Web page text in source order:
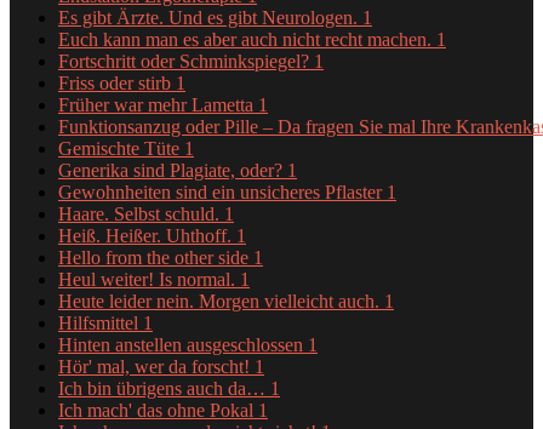
Es gibt Ärzte. Und es gibt Neurologen. 1
Euch kann man es aber auch nicht recht machen. 1
Fortschritt oder Schminkspiegel? 1
Friss oder stirb 1
Früher war mehr Lametta 1
Funktionsanzug oder Pille – Da fragen Sie mal Ihre
Gemischte Tüte 1
Generika sind Plagiate, oder? 1
Gewohnheiten sind ein unsicheres Pflaster 1
Haare. Selbst schuld. 1
Heiß. Heißer. Uhthoff. 1
Hello from the other side 1
Heul weiter! Is normal. 1
Heute leider nein. Morgen vielleicht auch. 1
Hilfsmittel 1
Hinten anstellen ausgeschlossen 1
Hör' mal, wer da forscht! 1
Ich bin übrigens auch da… 1
Ich mach' das ohne Pokal 1